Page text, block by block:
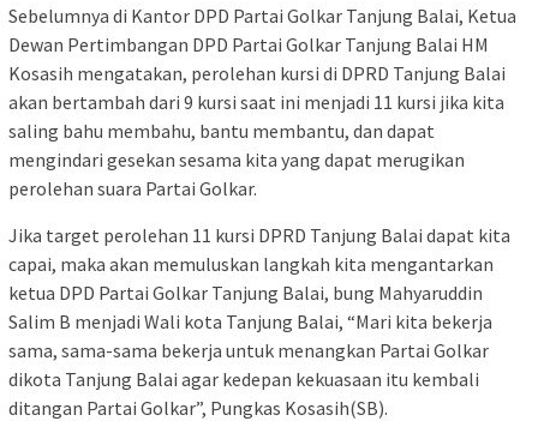
Sebelumnya di Kantor DPD Partai Golkar Tanjung Balai, Ketua
Dewan Pertimbangan DPD Partai Golkar Tanjung Balai HM
Kosasih mengatakan, perolehan kursi di DPRD Tanjung Balai
akan bertambah dari 9 kursi saat ini menjadi 11 kursi jika kita
saling bahu membahu, bantu membantu, dan dapat
mengindari gesekan sesama kita yang dapat merugikan
perolehan suara Partai Golkar.
Jika target perolehan 11 kursi DPRD Tanjung Balai dapat kita
capai, maka akan memuluskan langkah kita mengantarkan
ketua DPD Partai Golkar Tanjung Balai, bung Mahyaruddin
Salim B menjadi Wali kota Tanjung Balai, “Mari kita bekerja
sama, sama-sama bekerja untuk menangkan Partai Golkar
dikota Tanjung Balai agar kedepan kekuasaan itu kembali
ditangan Partai Golkar”, Pungkas Kosasih(SB).